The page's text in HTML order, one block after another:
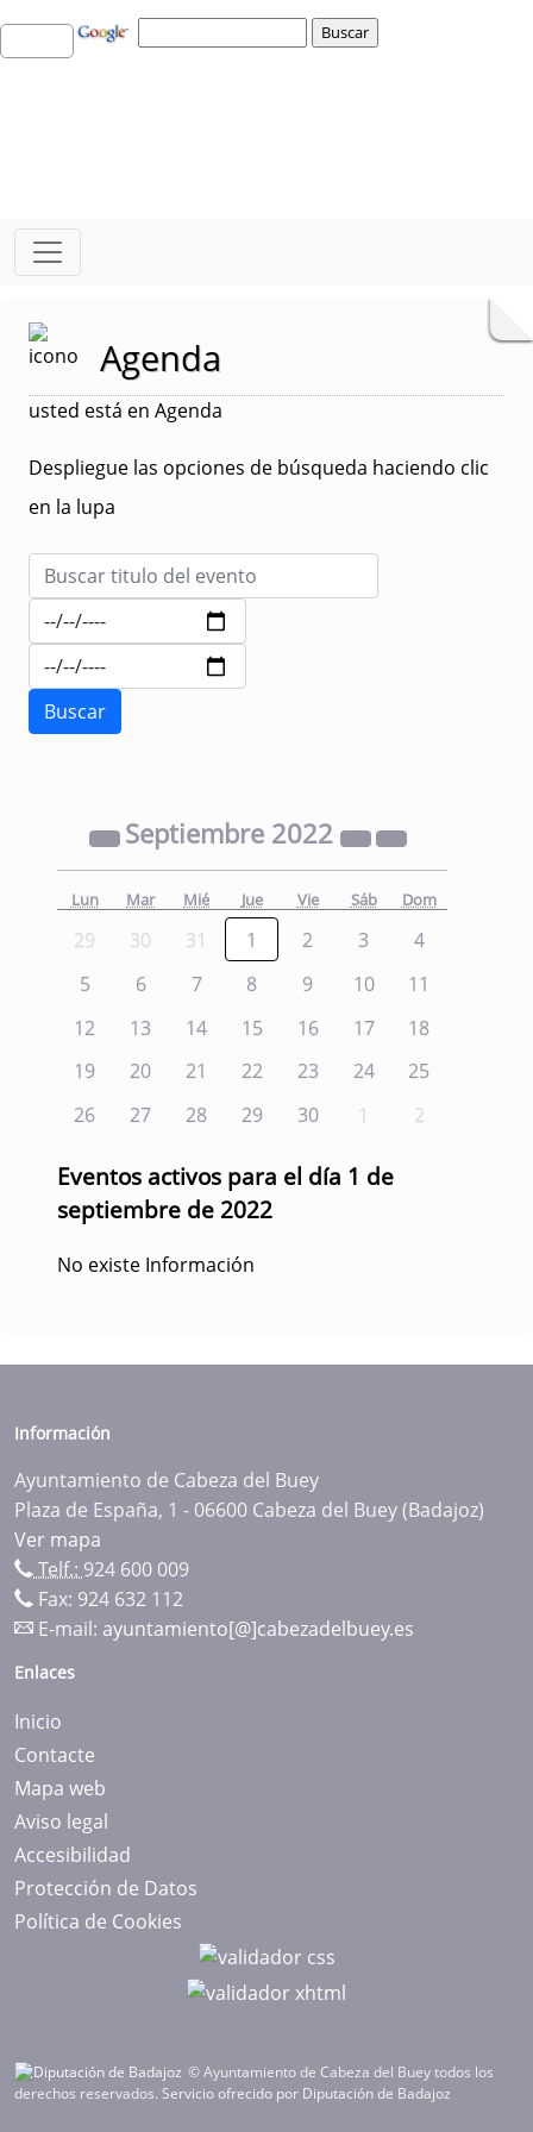
Agenda
usted está en Agenda
Despliegue las opciones de búsqueda haciendo clic
en la lupa
Septiembre 2022
Lun Mar Mié Jue Vie Sáb Dom
29 30 31 1 2 3
4
5
6 7 8 9 10
11
12
13 14 15 16 17
18
19
20 21 22 23 24
25
26
27 28 29 30 1 2
Eventos activos para el día 1 de
septiembre de 2022
No existe Información
Información
Ayuntamiento de Cabeza del Buey
Plaza de España, 1 - 06600 Cabeza del Buey (Badajoz)
Ver mapa
Telf.: 924 600 009
Fax: 924 632 112
E-mail: ayuntamiento[@]cabezadelbuey.es
Enlaces
Inicio
Contacte
Mapa web
Aviso legal
Accesibilidad
Protección de Datos
Política de Cookies
© Ayuntamiento de Cabeza del Buey todos los
derechos reservados. Servicio ofrecido por Diputación de Badajoz